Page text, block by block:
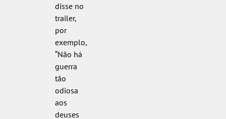
disse no
trailer,
por
exemplo,
“Não há
guerra
tão
odiosa
aos
deuses